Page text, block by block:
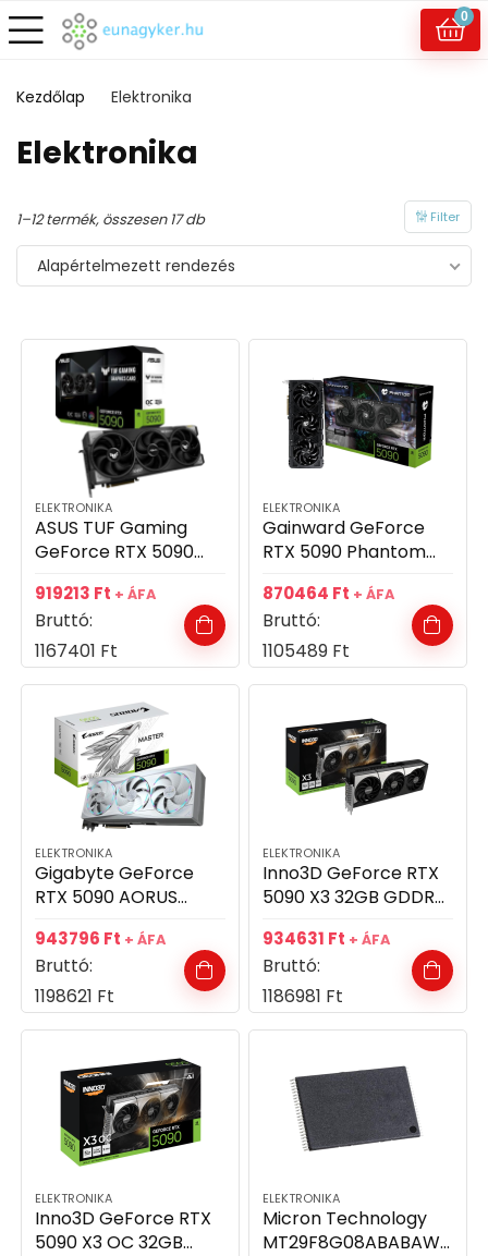
0
Kezdőlap Elektronika
Elektronika
Filter
1–12 termék, összesen 17 db
Alapértelmezett rendezés
ELEKTRONIKA
ASUS TUF Gaming
GeForce RTX 5090
videókártya
919213 Ft + ÁFA
Bruttó:
1167401 Ft
ELEKTRONIKA
Gainward GeForce
RTX 5090 Phantom
videókártya
870464 Ft + ÁFA
Bruttó:
1105489 Ft
ELEKTRONIKA
Gigabyte GeForce
RTX 5090 AORUS
GDDR7 512bit
videókártya
943796 Ft + ÁFA
Bruttó:
1198621 Ft
ELEKTRONIKA
Inno3D GeForce RTX
5090 X3 32GB GDDR7
934631 Ft + ÁFA
Bruttó:
1186981 Ft
ELEKTRONIKA
Inno3D GeForce RTX
5090 X3 OC 32GB
ELEKTRONIKA
Micron Technology
MT29F8G08ABABAWP